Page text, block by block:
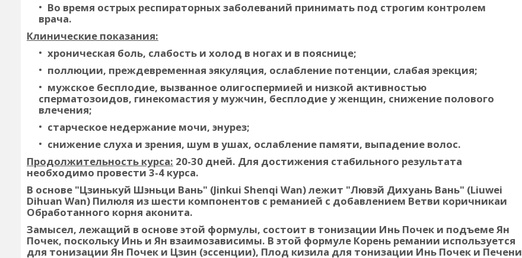
Во время острых респираторных заболеваний принимать под строгим контролем
врача.
Клинические показания:
хроническая боль, слабость и холод в ногах и в пояснице;
поллюции, преждевременная эякуляция, ослабление потенции, слабая эрекция;
мужское бесплодие, вызванное олигоспермией и низкой активностью
сперматозоидов, гинекомастия у мужчин, бесплодие у женщин, снижение полового
влечения;
старческое недержание мочи, энурез;
снижение слуха и зрения, шум в ушах, ослабление памяти, выпадение волос.
Продолжительность курса: 20-30 дней. Для достижения стабильного результата
необходимо провести 3-4 курса.
В основе "Цзинькуй Шэньци Вань" (Jinkui Shenqi Wan) лежит "Лювэй Дихуань Вань" (Liuwei
Dihuan Wan) Пилюля из шести компонентов с реманией с добавлением Ветви коричникаи
Обработанного корня аконита.
Замысел, лежащий в основе этой формулы, состоит в тонизации Инь Почек и подъеме Ян
Почек, поскольку Инь и Ян взаимозависимы. В этой формуле Корень ремании используется
для тонизации Ян Почек и Цзин (эссенции), Плод кизила для тонизации Инь Почек и Печени